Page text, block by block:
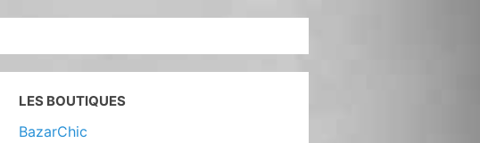
LES BOUTIQUES
BazarChic